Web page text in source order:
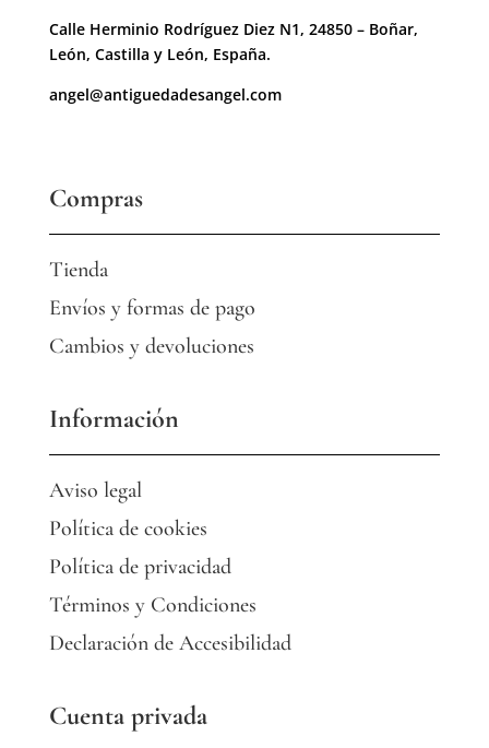
Calle Herminio Rodríguez Diez N1, 24850 – Boñar,
León, Castilla y León, España.
angel@antiguedadesangel.com
Compras
Tienda
Envíos y formas de pago
Cambios y devoluciones
Información
Aviso legal
Política de cookies
Política de privacidad
Términos y Condiciones
Declaración de Accesibilidad
Cuenta privada